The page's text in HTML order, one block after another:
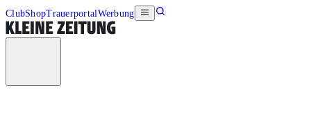
ClubShopTrauerportalWerbung